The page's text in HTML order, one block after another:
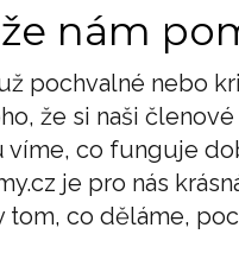
nám
pochvalné nebo
že si naši
víme, co funguje
je pro nás
tom, co děláme,